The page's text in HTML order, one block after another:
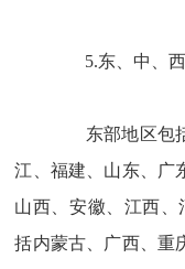
5.东、中、
东部地区包括
江、福建、山东、广
山西、安徽、江西
括内蒙古、广西、重